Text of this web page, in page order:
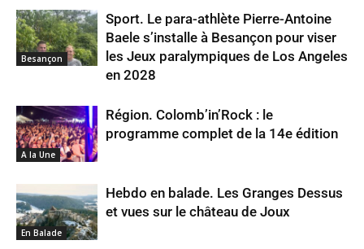
Besançon
Sport. Le para-athlète Pierre-Antoine
Baele s’installe à Besançon pour viser
les Jeux paralympiques de Los Angeles
en 2028
A la Une
Région. Colomb’in’Rock : le
programme complet de la 14e édition
En Balade
Hebdo en balade. Les Granges Dessus
et vues sur le château de Joux